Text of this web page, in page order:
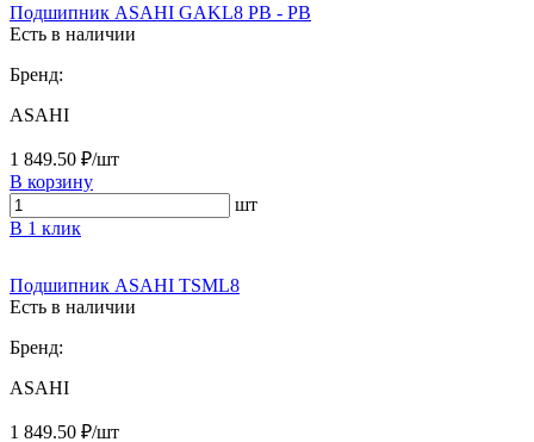
Подшипник ASAHI GAKL8 PB - PB
Есть в наличии
Бренд:
ASAHI
1 849.50 ₽/шт
В корзину
шт
В 1 клик
Подшипник ASAHI TSML8
Есть в наличии
Бренд:
ASAHI
1 849.50 ₽/шт